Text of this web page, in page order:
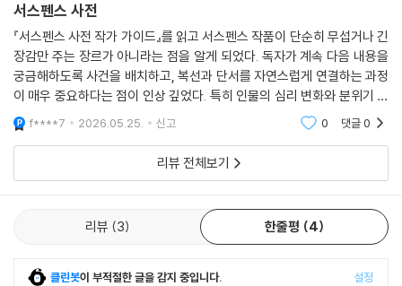
탄탄한 작품을 만드는 데 필요한 실용적 팁들을 자세히 소개한다. 드라마
〈정년이〉의 원작 웹툰 스토리를 집필한 서이레 작가는 이야기가 좀처럼 앞
으로 나아가지 못하고 있는 작가에게 『서스펜스 사전』을 권하며 추천의 말
을 보탰다. “조개처럼 꽉 다물린 인물 심연의 틈을 비집고 뒤틀어 마침내
진주처럼 빛나는 재미를 드러나게 할 책이다.” 지금 쓰고 있는 이야기가 어
쩐지 밋밋하고 심심하다 느껴진다면 이 책을 돌파구 삼아 방향을 새롭게
틀어보자. 독자를 단숨에 사로잡을 빛나는 서사는 캐릭터의 평정심을 무너
뜨려 조마조마한 위기 상황을 벌이면서부터 시작되는 법이다.
서스펜스 사전
『서스펜스 사전 작가 가이드』를 읽고 서스펜스 작품이 단순히 무섭거나 긴
장감만 주는 장르가 아니라는 점을 알게 되었다. 독자가 계속 다음 내용을
궁금해하도록 사건을 배치하고, 복선과 단서를 자연스럽게 연결하는 과정
이 매우 중요하다는 점이 인상 깊었다. 특히 인물의 심리 변화와 분위기 조
성이 이야기의 긴장감을 높인다는 설명이 흥미로웠다. 책을 읽으며 평소에
는 그냥 지나
f****7 2026.05.25. 신고 0 댓글0
리뷰 전체보기
리뷰 3 한줄평 4
클린봇이 부적절한 글을 감지 중입니다. 설정